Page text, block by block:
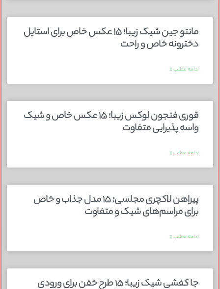
مانتو جین شیک زیبا؛ ۱۵ عکس خاص برای استایل
دخترونه خاص و راحت
ادامه مطلب »
قوری فنجون لوکس زیبا؛ ۱۵ عکس خاص و شیک
واسه پذیرایی متفاوت
ادامه مطلب »
پیراهن لاکچری مجلسی؛ ۱۵ مدل جذاب و خاص
برای مراسم‌های شیک و متفاوت
ادامه مطلب »
جا کفشی شیک زیبا؛ ۱۵ طرح خفن برای ورودی